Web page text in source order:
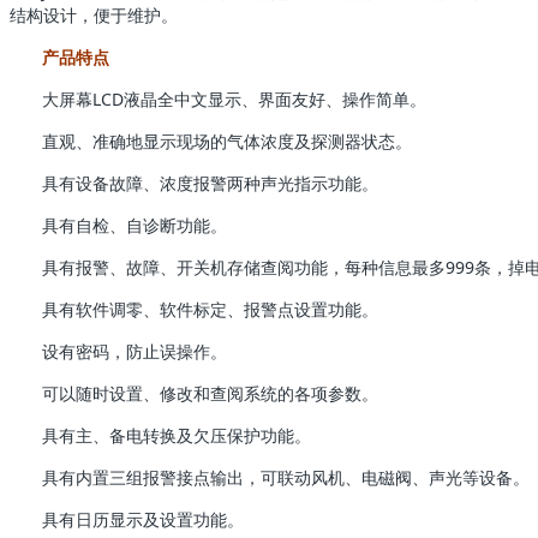
结构设计，便于维护。
产品特点
大屏幕LCD液晶全中文显示、界面友好、操作简单。
直观、准确地显示现场的气体浓度及探测器状态。
具有设备故障、浓度报警两种声光指示功能。
具有自检、自诊断功能。
具有报警、故障、开关机存储查阅功能，每种信息最多999条，掉电
具有软件调零、软件标定、报警点设置功能。
设有密码，防止误操作。
可以随时设置、修改和查阅系统的各项参数。
具有主、备电转换及欠压保护功能。
具有内置三组报警接点输出，可联动风机、电磁阀、声光等设备。
具有日历显示及设置功能。